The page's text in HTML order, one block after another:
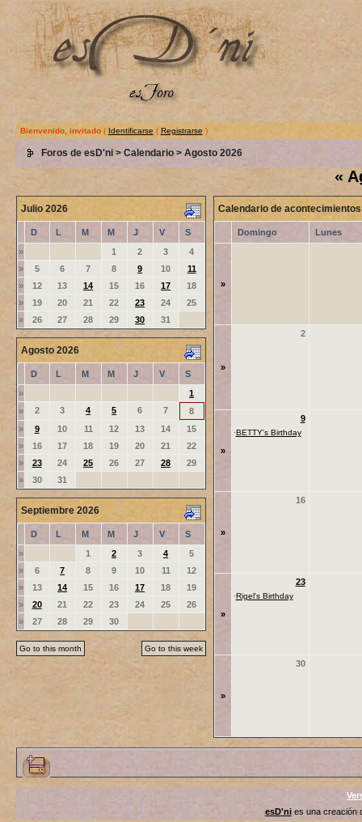
Bienvenido, invitado( Identificarse | Registrarse )
Foros de esD'ni> Calendario> Agosto 2026
«
Julio 2026
D L M M J V
S
»
1 2 3
4
»
5 6 7 8 9 10
11
»
12 13 14 15 16 17
18
»
19 20 21 22 23 24
25
»
26 27 28 29 30 31
Agosto 2026
D L M M J V
S
»
1
»
2 3 4 5 6 7
8
»
9 10 11 12 13 14
15
»
16 17 18 19 20 21
22
»
23 24 25 26 27 28
29
»
30 31
Septiembre 2026
D L M M J V
S
»
1 2 3 4
5
»
6 7 8 9 10 11
12
»
13 14 15 16 17 18
19
»
20 21 22 23 24 25
26
»
27 28 29 30
Go to this month Go to this week
Calendario de acontecimientos
Domingo Lunes
»
»
2
»
9
·BETTY's Birthday
»
16
»
23
·Rigel's Birthday
»
30
esD'nies una creación